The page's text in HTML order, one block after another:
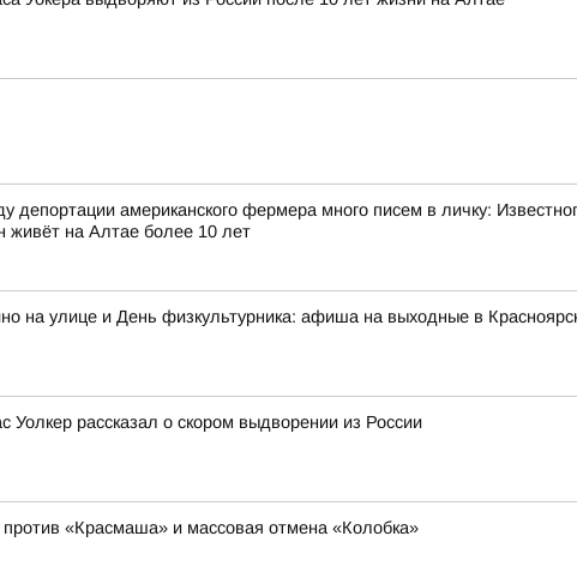
депортации американского фермера много писем в личку:
живёт на Алтае более 10 лет
на улице и День физкультурника: афиша на выходные в
Уолкер рассказал о скором выдворении из России
против «Красмаша» и массовая отмена «Колобка»